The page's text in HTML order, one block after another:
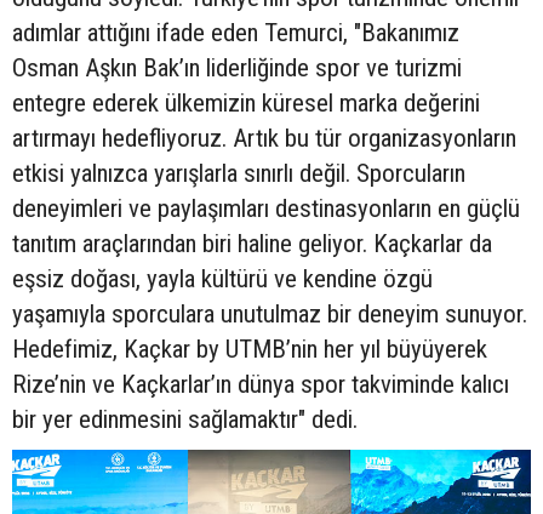
adımlar attığını ifade eden Temurci, "Bakanımız
Osman Aşkın Bak’ın liderliğinde spor ve turizmi
entegre ederek ülkemizin küresel marka değerini
artırmayı hedefliyoruz. Artık bu tür organizasyonların
etkisi yalnızca yarışlarla sınırlı değil. Sporcuların
deneyimleri ve paylaşımları destinasyonların en güçlü
tanıtım araçlarından biri haline geliyor. Kaçkarlar da
eşsiz doğası, yayla kültürü ve kendine özgü
yaşamıyla sporculara unutulmaz bir deneyim sunuyor.
Hedefimiz, Kaçkar by UTMB’nin her yıl büyüyerek
Rize’nin ve Kaçkarlar’ın dünya spor takviminde kalıcı
bir yer edinmesini sağlamaktır" dedi.